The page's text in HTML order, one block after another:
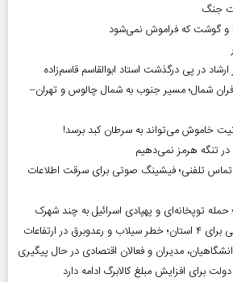
جنگ
و گوشت که فراموش نمی‌شود
در پی درگذشت استاد ابوالقاسم قاسم‌زاده
شمال؛ مسیر جنوب به شمال چالوس و تهران–
خاموش می‌تواند به سرطان کبد برسد!
در تنگه هرمز نمی‌دهیم
تلفنی؛ فیشینگ صوتی برای سرقت اطلاعات
توپخانه‌ای و پهپادی اسرائیل به چند شهرک
در ارتفاعات
مدیران و فعالان اقتصادی در حال پیگیری
برای افزایش مبلغ کالابرگ ادامه دارد